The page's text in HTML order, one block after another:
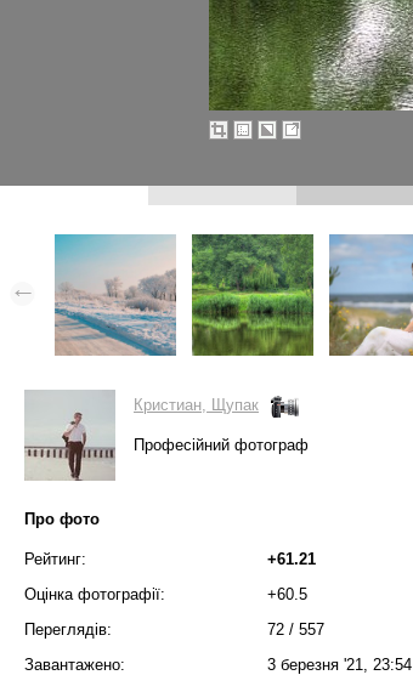
Кристиан, Щупак
Професійний фотограф
Про фото
Рейтинг:
+61.21
Оцінка фотографії:
+60.5
Переглядів:
72 / 557
Завантажено:
3 березня '21, 23:54